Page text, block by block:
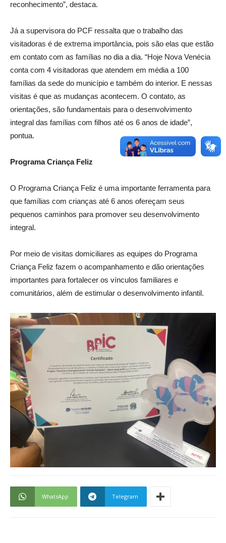
reconhecimento”, destaca.
Já a supervisora do PCF ressalta que o trabalho das
visitadoras é de extrema importância, pois são elas que estão
em contato com as famílias no dia a dia. “Hoje Nova Venécia
conta com 4 visitadoras que atendem em média a 100
famílias da sede do município e também do interior. E nessas
visitas é que as mudanças acontecem. O contato, as
orientações, são fundamentais para o desenvolvimento
integral das famílias com filhos até os 6 anos de idade”,
pontua.
Programa Criança Feliz
O Programa Criança Feliz é uma importante ferramenta para
que famílias com crianças até 6 anos ofereçam seus
pequenos caminhos para promover seu desenvolvimento
integral.
Por meio de visitas domiciliares as equipes do Programa
Criança Feliz fazem o acompanhamento e dão orientações
importantes para fortalecer os vínculos familiares e
comunitários, além de estimular o desenvolvimento infantil.
WhatsApp Telegram